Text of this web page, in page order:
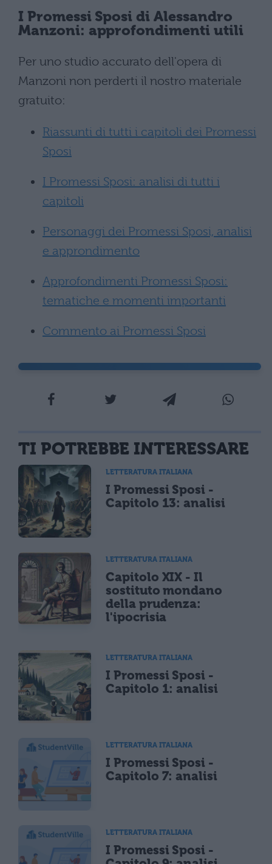
I Promessi Sposi di Alessandro
Manzoni: approfondimenti utili
Per uno studio accurato dell'opera di
Manzoni non perderti il nostro materiale
gratuito:
Riassunti di tutti i capitoli dei Promessi
Sposi
I Promessi Sposi: analisi di tutti i
capitoli
Personaggi dei Promessi Sposi, analisi
e approndimento
Approfondimenti Promessi Sposi:
tematiche e momenti importanti
Commento ai Promessi Sposi
TI POTREBBE INTERESSARE
LETTERATURA ITALIANA
I Promessi Sposi -
Capitolo 13: analisi
LETTERATURA ITALIANA
Capitolo XIX - Il
sostituto mondano
della prudenza:
l'ipocrisia
LETTERATURA ITALIANA
I Promessi Sposi -
Capitolo 1: analisi
LETTERATURA ITALIANA
I Promessi Sposi -
Capitolo 7: analisi
LETTERATURA ITALIANA
I Promessi Sposi -